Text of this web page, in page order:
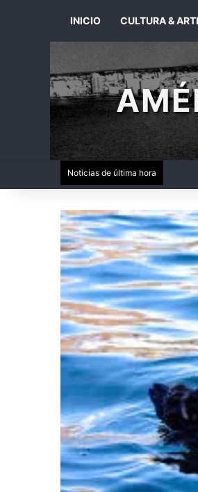
INICIO CULTURA &
Noticias de última hora